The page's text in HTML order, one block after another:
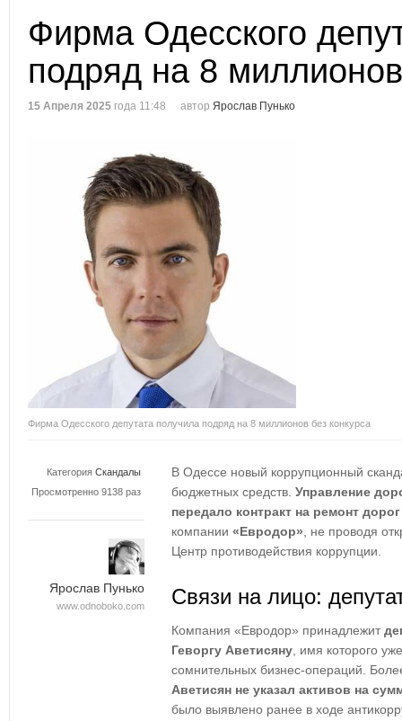
Фирма Одесского
подряд на 8
15 Апреля 2025 года 11:48 автор Ярослав Пунько
Фирма Одесского депутата получила подряд на 8 миллионов без конкурса
Категория Скандалы
Просмотренно 9138 раз
Ярослав Пунько
www.odnoboko.com
В Одессе новый коррупционный
бюджетных средств. Управление
передало контракт на ремонт
компании «Евродор» , не проводя
Центр противодействия коррупции.
Связи на лицо:
Компания «Евродор» принадлежит
Геворгу Аветисяну , имя которого
сомнительных бизнес-операций.
Аветисян не указал активов на
было выявлено ранее в ходе